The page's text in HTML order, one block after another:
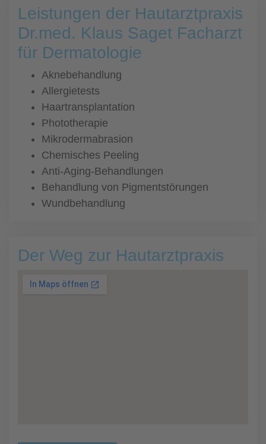
Leistungen der Hautarztpraxis
Dr.med. Klaus Saget Facharzt
für Dermatologie
Aknebehandlung
Allergietests
Haartransplantation
Phototherapie
Mikrodermabrasion
Chemisches Peeling
Anti-Aging-Behandlungen
Behandlung von Pigmentstörungen
Wundbehandlung
Der Weg zur Hautarztpraxis